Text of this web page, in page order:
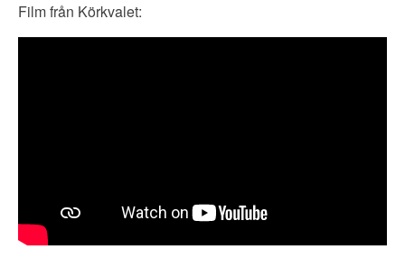
Film från Körkvalet: